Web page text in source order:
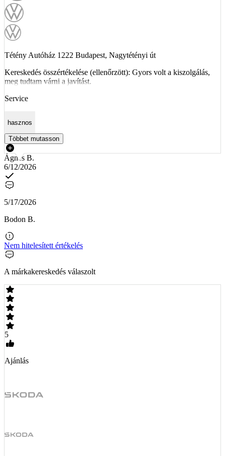
Tétény Autóház 1222 Budapest, Nagytétényi út
Kereskedés összértékelése (ellenőrzött): Gyors volt a kiszolgálás,
meg tudtam várni a javítást.
Service
hasznos
Többet mutasson
Ágnes B.
6/12/2026
5/17/2026
Bodon B.
Nem hitelesített értékelés
A márkakereskedés válaszolt
5
Ajánlás